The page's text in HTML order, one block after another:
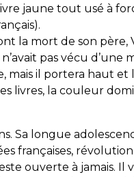
jaune tout usé à
la mort de son père,
n’avait pas vécu
mais il portera haut et
livres, la couleur
Sa longue
françaises,
ouverte à jamais. Il